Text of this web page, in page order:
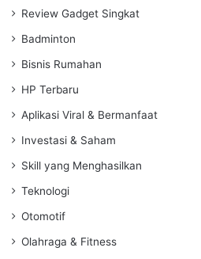
Review Gadget Singkat
Badminton
Bisnis Rumahan
HP Terbaru
Aplikasi Viral & Bermanfaat
Investasi & Saham
Skill yang Menghasilkan
Teknologi
Otomotif
Olahraga & Fitness